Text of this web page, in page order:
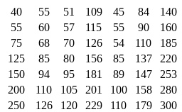
40
55 51 109 45 84 140
55
60 57 115 55 90 160
75
68 70 126 54 110 185
125
85 80 156 85 137 220
150
94 95 181 89 147 253
200
110 105 201 100 158 280
250
126 120 229 110 179 300